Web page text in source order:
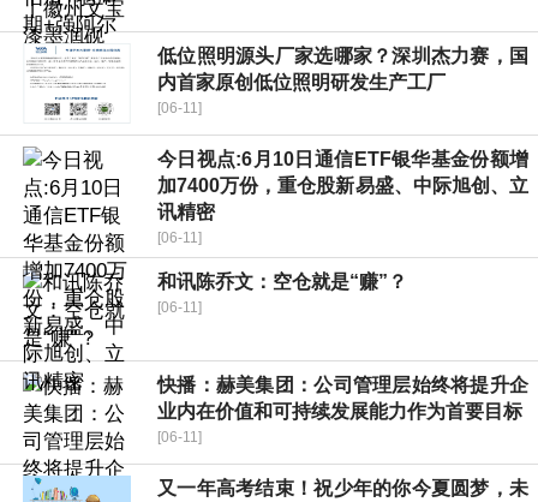
低位照明源头厂家选哪家？深圳杰力赛，国
内首家原创低位照明研发生产工厂
[06-11]
今日视点:6月10日通信ETF银华基金份额增
加7400万份，重仓股新易盛、中际旭创、立
讯精密
[06-11]
和讯陈乔文：空仓就是“赚”？
[06-11]
快播：赫美集团：公司管理层始终将提升企
业内在价值和可持续发展能力作为首要目标
[06-11]
又一年高考结束！祝少年的你今夏圆梦，未